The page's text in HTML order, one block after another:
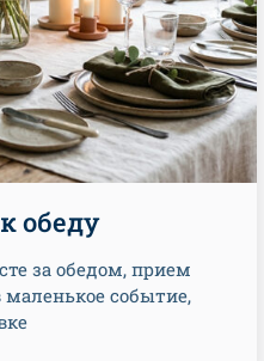
обеду
за обедом, прием
событие,